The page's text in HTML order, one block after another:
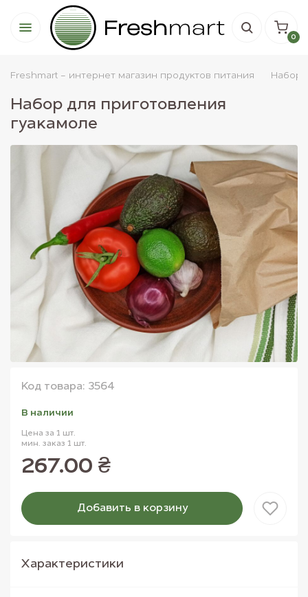
0
Freshmart - интернет магазин продуктов питания Наборы
Набор для приготовления
гуакамоле
Код товара: 3564
В наличии
Цена за 1 шт.
мин. заказ 1 шт.
267.00 ₴
Добавить в корзину
Товар добавлен в корзину
Характеристики